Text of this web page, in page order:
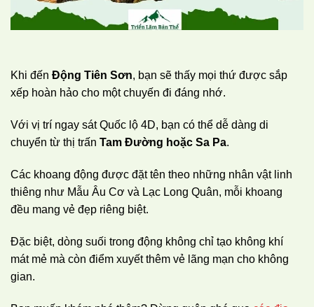
Khi đến Động Tiên Sơn, bạn sẽ thấy mọi thứ được sắp
xếp hoàn hảo cho một chuyến đi đáng nhớ.
Với vị trí ngay sát Quốc lộ 4D, bạn có thể dễ dàng di
chuyển từ thị trấn Tam Đường hoặc Sa Pa.
Các khoang động được đặt tên theo những nhân vật linh
thiêng như Mẫu Âu Cơ và Lạc Long Quân, mỗi khoang
đều mang vẻ đẹp riêng biệt.
Đặc biệt, dòng suối trong động không chỉ tạo không khí
mát mẻ mà còn điểm xuyết thêm vẻ lãng mạn cho không
gian.